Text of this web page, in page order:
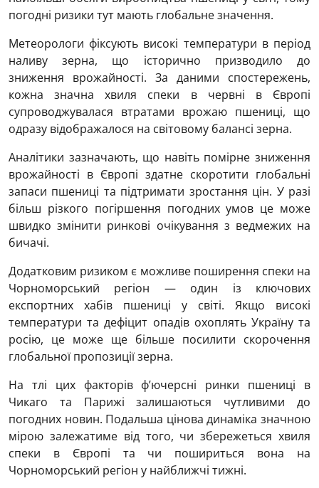
погодні ризики тут мають глобальне значення.
Метеорологи фіксують високі температури в період
наливу зерна, що історично призводило до
зниження врожайності. За даними спостережень,
кожна значна хвиля спеки в червні в Європі
супроводжувалася втратами врожаю пшениці, що
одразу відображалося на світовому балансі зерна.
Аналітики зазначають, що навіть помірне зниження
врожайності в Європі здатне скоротити глобальні
запаси пшениці та підтримати зростання цін. У разі
більш різкого погіршення погодних умов це може
швидко змінити ринкові очікування з ведмежих на
бичачі.
Додатковим ризиком є можливе поширення спеки на
Чорноморський регіон — один із ключових
експортних хабів пшениці у світі. Якщо високі
температури та дефіцит опадів охоплять Україну та
росію, це може ще більше посилити скорочення
глобальної пропозиції зерна.
На тлі цих факторів ф’ючерсні ринки пшениці в
Чикаго та Парижі залишаються чутливими до
погодних новин. Подальша цінова динаміка значною
мірою залежатиме від того, чи збережеться хвиля
спеки в Європі та чи пошириться вона на
Чорноморський регіон у найближчі тижні.